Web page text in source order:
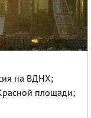
на ВДНХ;
площади;